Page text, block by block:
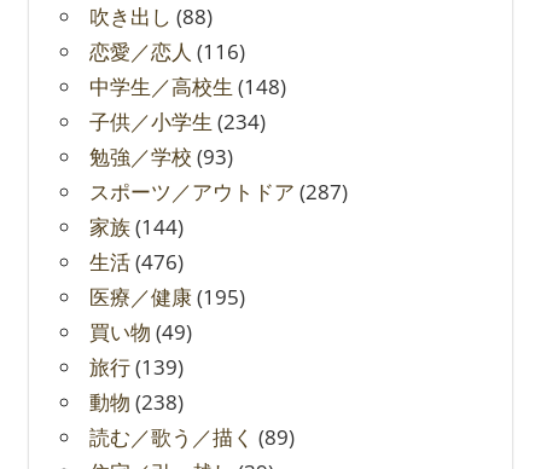
吹き出し (88)
恋愛／恋人 (116)
中学生／高校生 (148)
子供／小学生 (234)
勉強／学校 (93)
スポーツ／アウトドア (287)
家族(144)
生活(476)
医療／健康(195)
買い物 (49)
旅行(139)
動物 (238)
読む／歌う／描く (89)